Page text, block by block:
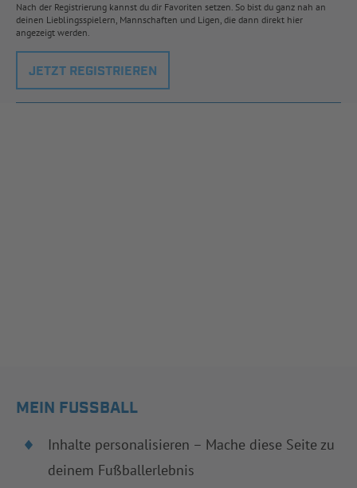
Nach der Registrierung kannst du dir Favoriten setzen. So bist du ganz nah an
deinen Lieblingsspielern, Mannschaften und Ligen, die dann direkt hier
angezeigt werden.
JETZT REGISTRIEREN
MEIN FUSSBALL
Inhalte personalisieren – Mache diese Seite zu
deinem Fußballerlebnis